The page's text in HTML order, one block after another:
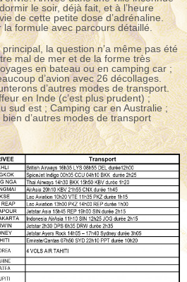
le soir, déjà fait, et à l’heure
de cette petite dose d’adrénaline.
formule avec parcours détaillé.
la question n’a même pas été
mal de mer et de la forme très
en bateau ou en camping car ;
d’avion avec 26 décollages.
d’autres modes de transport.
en Inde (c’est plus prudent) ;
sud est ; Camping car en Australie ;
d’autres modes de transport